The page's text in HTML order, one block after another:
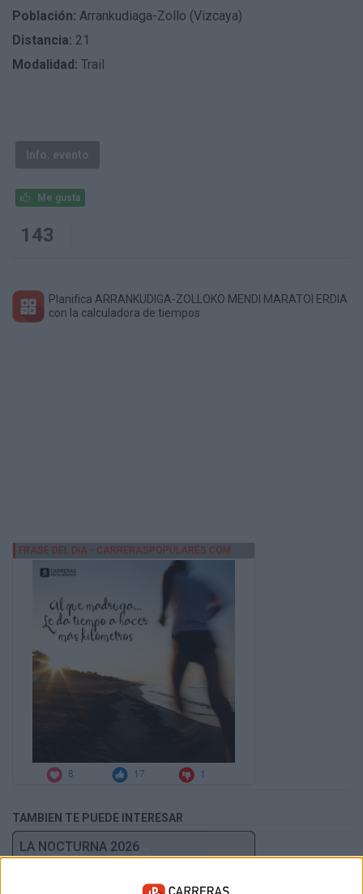
Población: Arrankudiaga-Zollo (Vizcaya)
Distancia: 21
Modalidad: Trail
Info. evento
Me gusta
143
Planifica ARRANKUDIGA-ZOLLOKO MENDI MARATOI ERDIA
con la calculadora de tiempos
TAMBIEN TE PUEDE INTERESAR
LA NOCTURNA 2026